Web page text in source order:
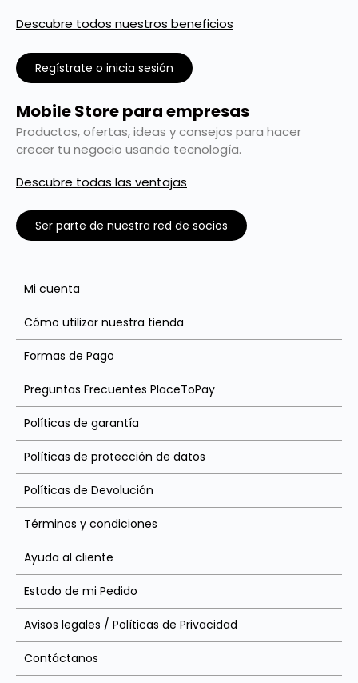
Descubre todos nuestros beneficios
Regístrate o inicia sesión
Mobile Store para empresas
Productos, ofertas, ideas y consejos para hacer
crecer tu negocio usando tecnología.
Descubre todas las ventajas
Ser parte de nuestra red de socios
Mi cuenta
Cómo utilizar nuestra tienda
Formas de Pago
Preguntas Frecuentes PlaceToPay
Políticas de garantía
Políticas de protección de datos
Políticas de Devolución
Términos y condiciones
Ayuda al cliente
Estado de mi Pedido
Avisos legales / Políticas de Privacidad
Contáctanos